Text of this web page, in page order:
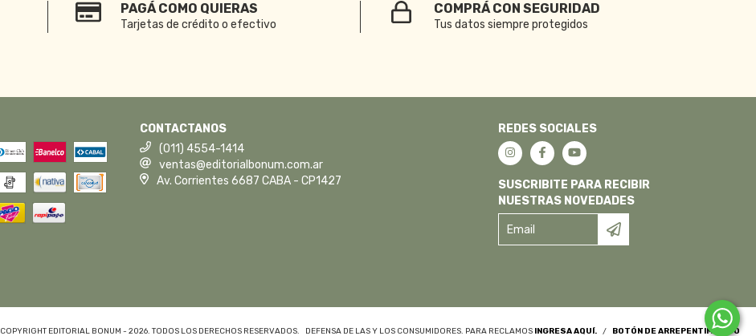
PAGÁ COMO QUIERAS
Tarjetas de crédito o efectivo
COMPRÁ CON SEGURIDAD
Tus datos siempre protegidos
CONTACTANOS
(011) 4554-1414
ventas@editorialbonum.com.ar
Av. Corrientes 6687 CABA - CP1427
REDES SOCIALES
SUSCRIBITE PARA RECIBIR
NUESTRAS NOVEDADES
COPYRIGHT EDITORIAL BONUM - 2026. TODOS LOS DERECHOS RESERVADOS. DEFENSA DE LAS Y LOS CONSUMIDORES. PARA RECLAMOS INGRESA AQUÍ. / BOTÓN DE ARREPENTIMIENTO